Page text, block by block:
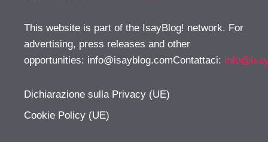
This website is part of the IsayBlog! network. For
advertising, press releases and other
opportunities: info@isayblog.comContattaci:
Dichiarazione sulla Privacy (UE)
Cookie Policy (UE)